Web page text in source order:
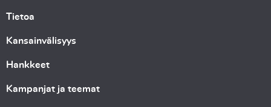
Tietoa
Kansainvälisyys
Hankkeet
Kampanjat ja teemat